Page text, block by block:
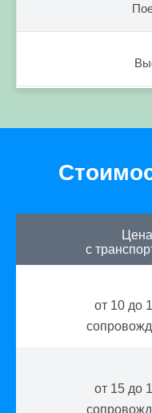
с
от 10 до
от 15 до